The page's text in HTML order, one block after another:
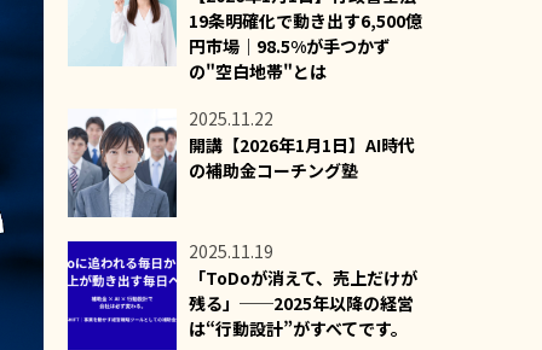
19条明確化で動き出す6,500億
円市場｜98.5%が手つかず
の"空白地帯"とは
2025.11.22
開講【2026年1月1日】AI時代
の補助金コーチング塾
2025.11.19
「ToDoが消えて、売上だけが
残る」──2025年以降の経営
は“行動設計”がすべてです。